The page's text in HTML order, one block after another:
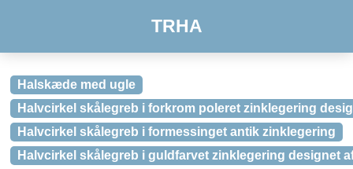
TRHA
Halskæde med ugle
Halvcirkel skålegreb i forkrom poleret zinklegering
Halvcirkel skålegreb i formessinget antik zinklegering
Halvcirkel skålegreb i guldfarvet zinklegering designet